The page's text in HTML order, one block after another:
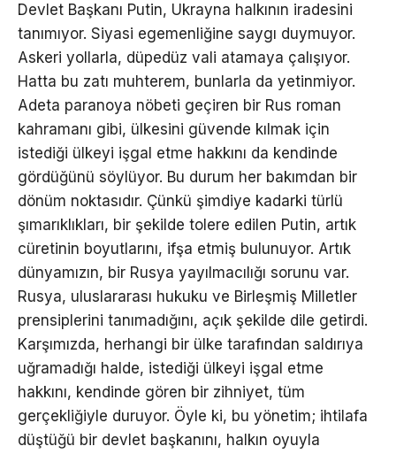
Devlet Başkanı Putin, Ukrayna halkının iradesini
tanımıyor. Siyasi egemenliğine saygı duymuyor.
Askeri yollarla, düpedüz vali atamaya çalışıyor.
Hatta bu zatı muhterem, bunlarla da yetinmiyor.
Adeta paranoya nöbeti geçiren bir Rus roman
kahramanı gibi, ülkesini güvende kılmak için
istediği ülkeyi işgal etme hakkını da kendinde
gördüğünü söylüyor. Bu durum her bakımdan bir
dönüm noktasıdır. Çünkü şimdiye kadarki türlü
şımarıklıkları, bir şekilde tolere edilen Putin, artık
cüretinin boyutlarını, ifşa etmiş bulunuyor. Artık
dünyamızın, bir Rusya yayılmacılığı sorunu var.
Rusya, uluslararası hukuku ve Birleşmiş Milletler
prensiplerini tanımadığını, açık şekilde dile getirdi.
Karşımızda, herhangi bir ülke tarafından saldırıya
uğramadığı halde, istediği ülkeyi işgal etme
hakkını, kendinde gören bir zihniyet, tüm
gerçekliğiyle duruyor. Öyle ki, bu yönetim; ihtilafa
düştüğü bir devlet başkanını, halkın oyuyla